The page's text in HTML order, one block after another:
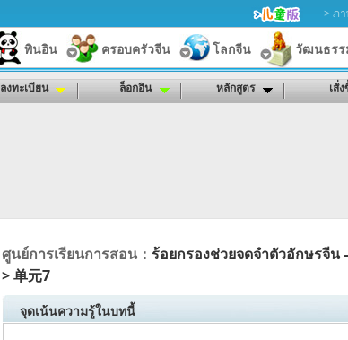
> ภ
พินอิน ครอบครัวจีน โลกจีน วัฒนธรร
ลงทะเบียน ล็อกอิน หลักสูตร เสั่
ศูนย์การเรียนการสอน： ร้อยกรองช่วยจดจำตัวอักษรจี
> 单元7
จุดเน้นความรู้ในบทนี้